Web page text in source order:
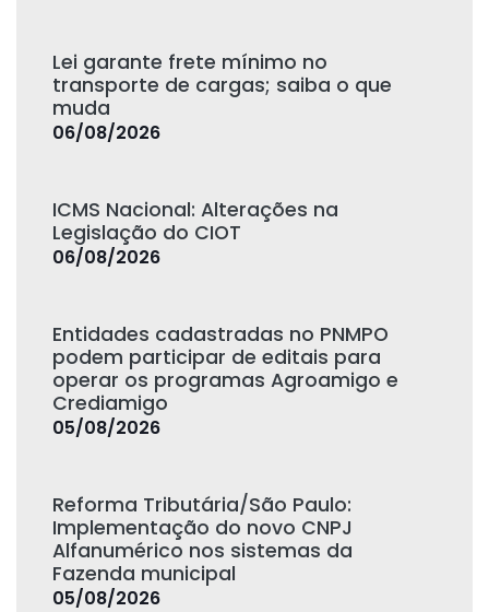
Lei garante frete mínimo no
transporte de cargas; saiba o que
muda
06/08/2026
ICMS Nacional: Alterações na
Legislação do CIOT
06/08/2026
Entidades cadastradas no PNMPO
podem participar de editais para
operar os programas Agroamigo e
Crediamigo
05/08/2026
Reforma Tributária/São Paulo:
Implementação do novo CNPJ
Alfanumérico nos sistemas da
Fazenda municipal
05/08/2026